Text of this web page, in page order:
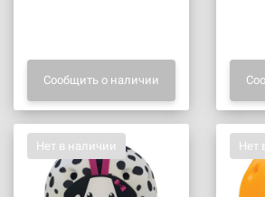
Сообщить о наличии
Нет в наличии Нет